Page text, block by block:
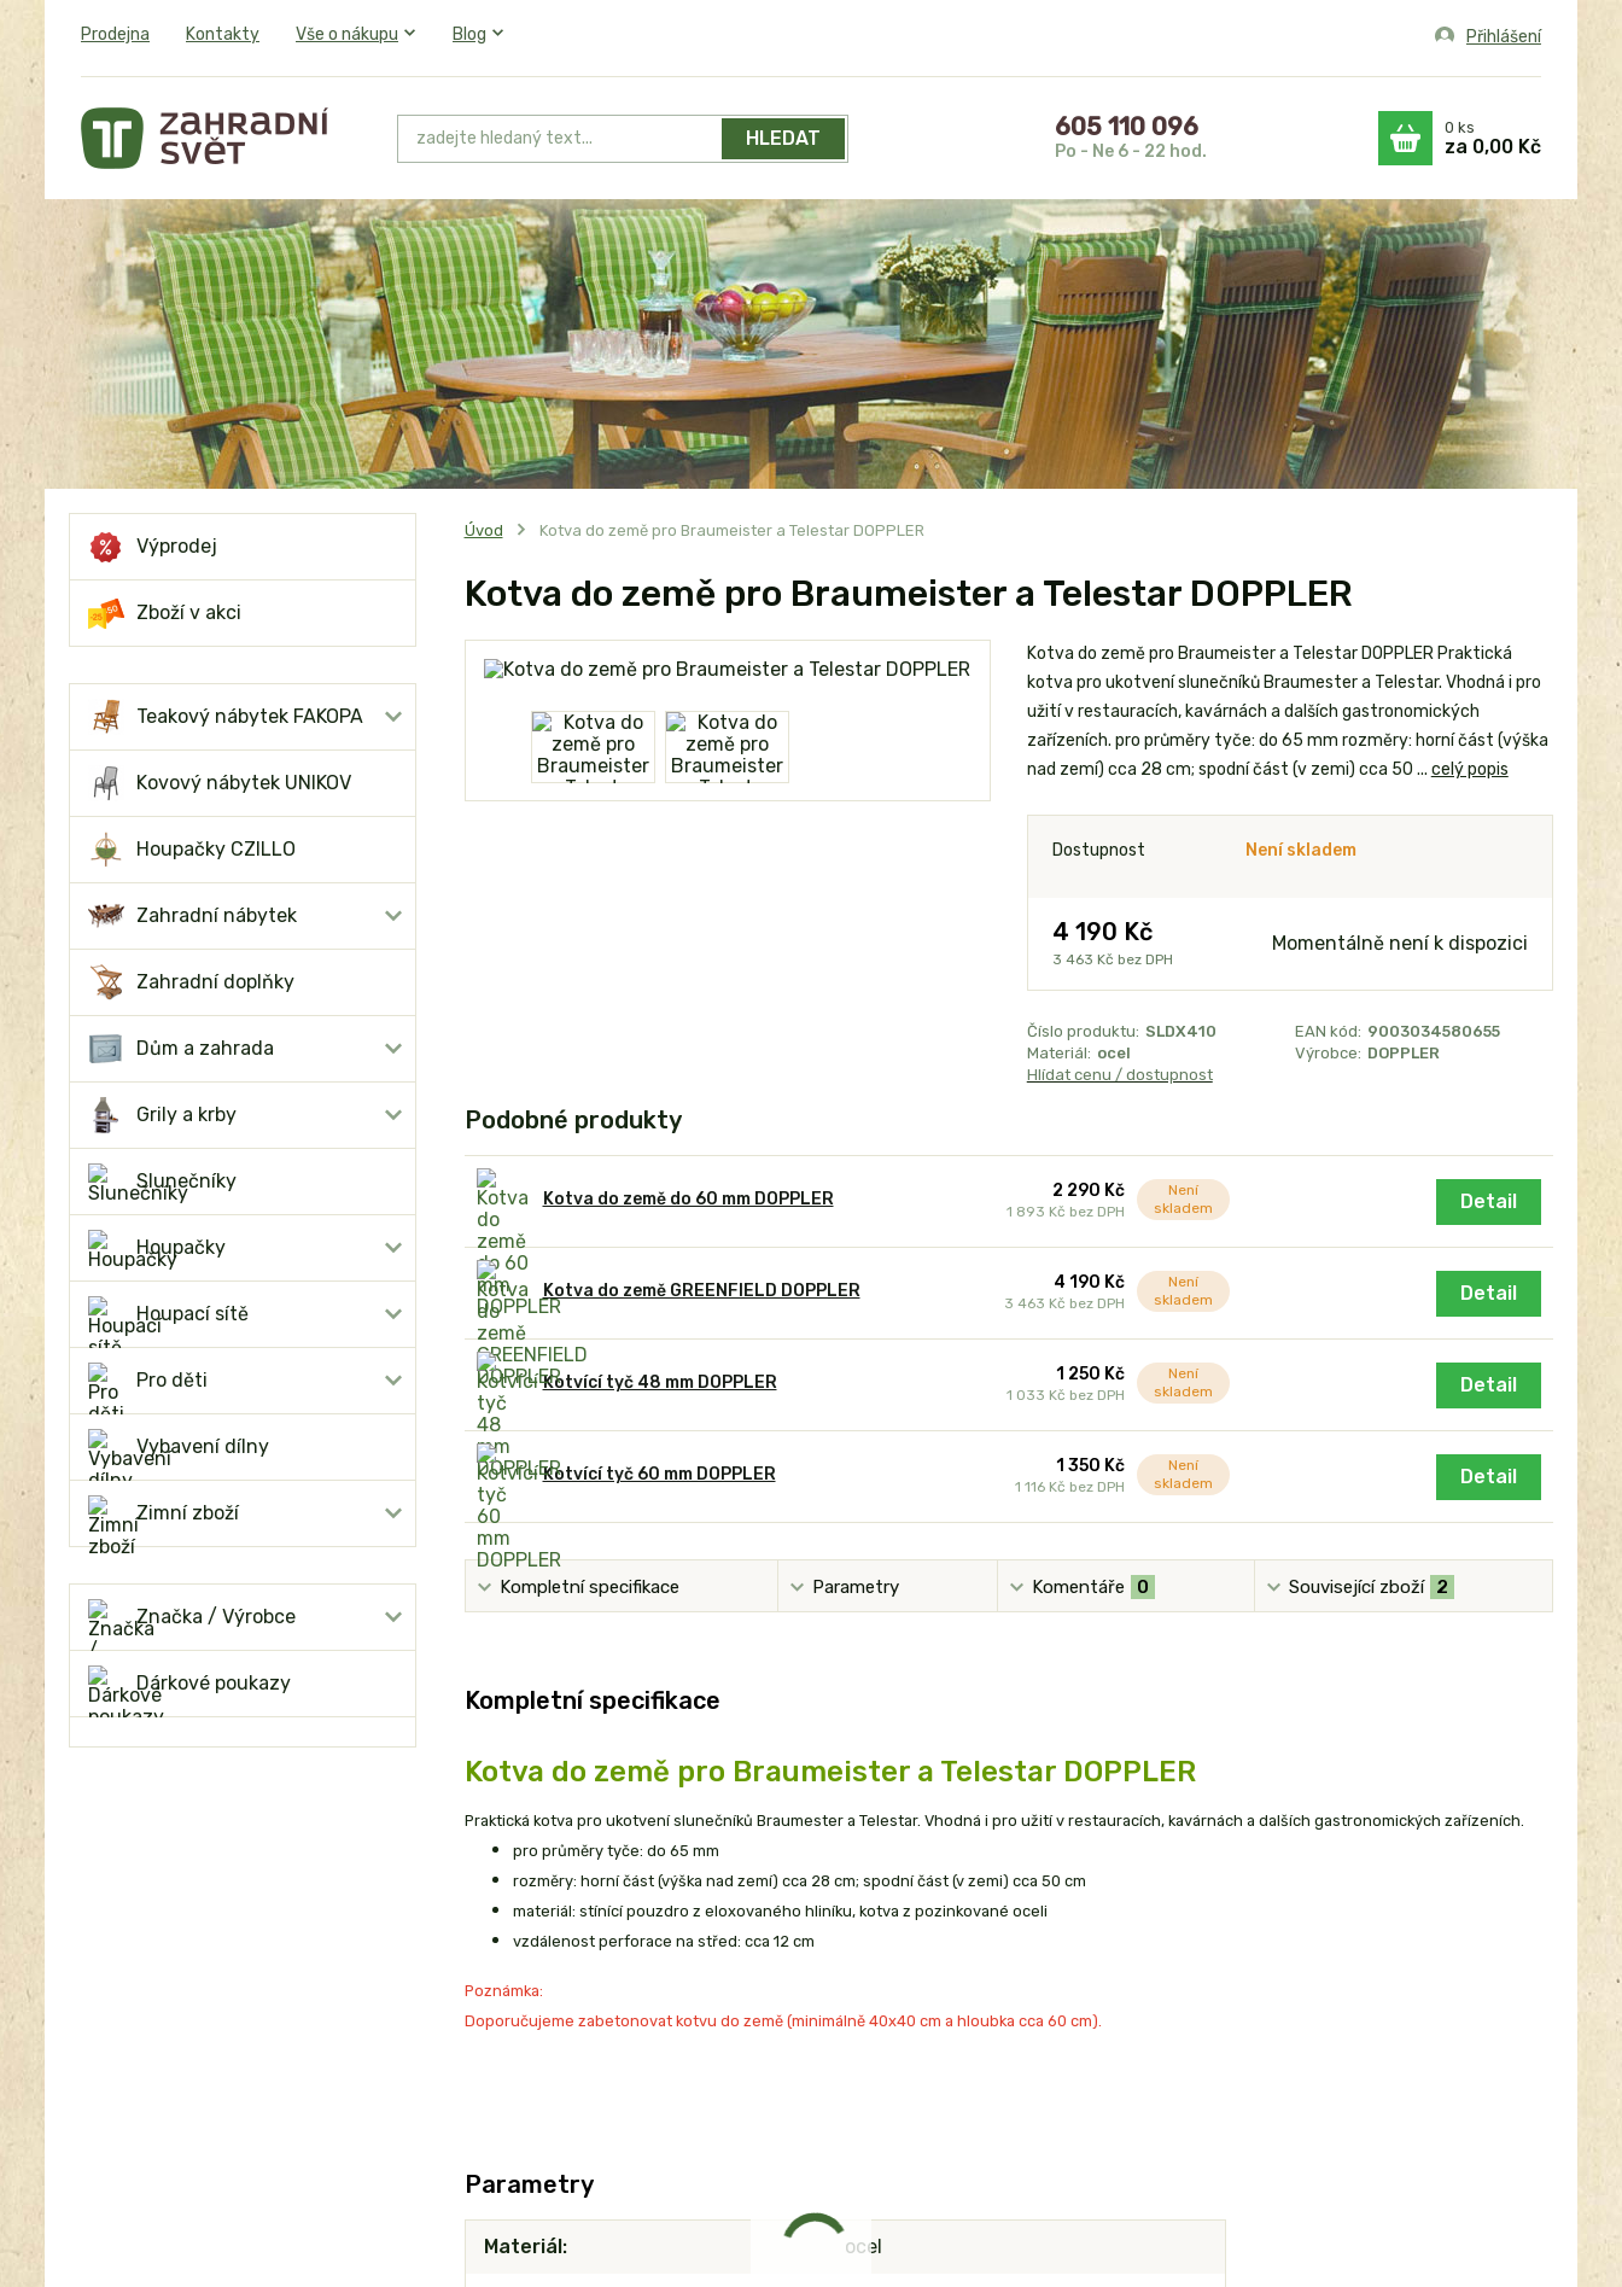
Prodejna Kontakty Vše o nákupu Blog Přihlášení
HLEDAT 605 110 096
Po - Ne 6 - 22 hod.
0 ks
za 0,00 Kč
Výprodej
Zboží v akci
Teakový nábytek FAKOPA
Kovový nábytek UNIKOV
Houpačky CZILLO
Zahradní nábytek
Zahradní doplňky
Dům a zahrada
Grily a krby
Slunečníky
Houpačky
Houpací sítě
Pro děti
Vybavení dílny
Zimní zboží
Značka / Výrobce
Dárkové poukazy
Úvod Kotva do země pro Braumeister a Telestar DOPPLER
Kotva do země pro Braumeister a Telestar DOPPLER
Kotva do země pro Braumeister a Telestar DOPPLER Praktická
kotva pro ukotvení slunečníků Braumester a Telestar. Vhodná i pro
užití v restauracích, kavárnách a dalších gastronomických
zařízeních. pro průměry tyče: do 65 mm rozměry: horní část (výška
nad zemí) cca 28 cm; spodní část (v zemi) cca 50 ... celý popis
Dostupnost Není skladem
4 190 Kč
3 463 Kč bez DPH
Momentálně není k dispozici
Číslo produktu: SLDX410 EAN kód: 9003034580655
Materiál: ocel Výrobce: DOPPLER
Hlídat cenu / dostupnost
Podobné produkty
Kotva do země do 60 mm DOPPLER 2 290 Kč
1 893 Kč bez DPH
Není
skladem
Detail
Kotva do země GREENFIELD DOPPLER 4 190 Kč
3 463 Kč bez DPH
Není
skladem
Detail
Kotvící tyč 48 mm DOPPLER 1 250 Kč
1 033 Kč bez DPH
Není
skladem
Detail
Kotvící tyč 60 mm DOPPLER 1 350 Kč
1 116 Kč bez DPH
Není
skladem
Detail
Kompletní specifikace Parametry Komentáře 0 Související zboží 2
Kompletní specifikace
Kotva do země pro Braumeister a Telestar DOPPLER
Praktická kotva pro ukotvení slunečníků Braumester a Telestar. Vhodná i pro užití v restauracích, kavárnách a dalších gastronomických zařízeních.
pro průměry tyče: do 65 mm
rozměry: horní část (výška nad zemí) cca 28 cm; spodní část (v zemi) cca 50 cm
materiál: stínící pouzdro z eloxovaného hliníku, kotva z pozinkované oceli
vzdálenost perforace na střed: cca 12 cm
Poznámka:
Doporučujeme zabetonovat kotvu do země (minimálně 40x40 cm a hloubka cca 60 cm).
Parametry
Materiál ocel